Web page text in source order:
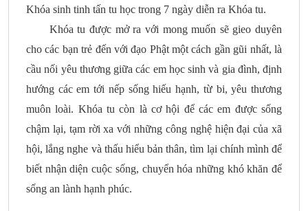
Khóa sinh tinh tấn tu học trong 7 ngày diễn ra Khóa tu.
Khóa tu được mở ra với mong muốn sẽ gieo duyên
cho các bạn trẻ đến với đạo Phật một cách gần gũi nhất, là
cầu nối yêu thương giữa các em học sinh và gia đình, định
hướng các em tới nếp sống hiếu hạnh, từ bi, yêu thương
muôn loài. Khóa tu còn là cơ hội để các em được sống
chậm lại, tạm rời xa với những công nghệ hiện đại của xã
hội, lắng nghe và thấu hiểu bản thân, tìm lại chính mình để
biết nhận diện cuộc sống, chuyển hóa những khó khăn để
sống an lành hạnh phúc.